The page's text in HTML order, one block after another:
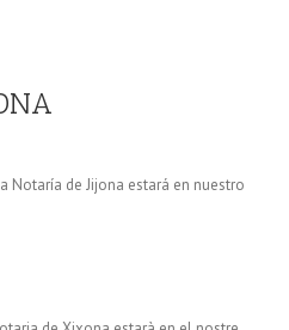
Notaría de Jijona estará en nuestro